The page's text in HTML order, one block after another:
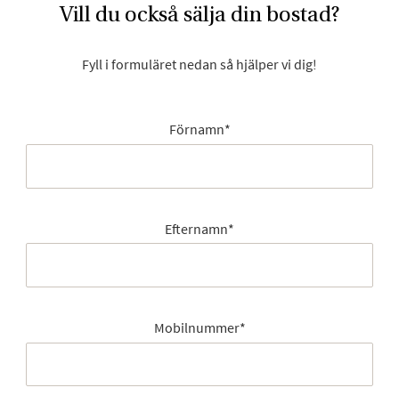
Vill du också sälja din bostad?
Fyll i formuläret nedan så hjälper vi dig!
Förnamn*
Efternamn*
Mobilnummer*